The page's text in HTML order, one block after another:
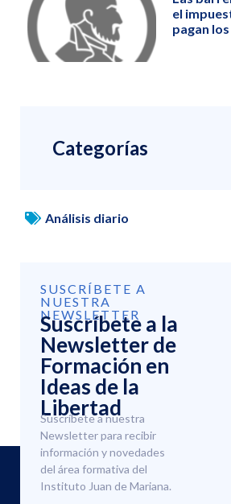
el
pagan
Categorías
Análisis diario
SUSCRÍBETE A
NUESTRA
NEWSLETTER
Suscríbete a la
Newsletter de
Formación en
Ideas de la
Libertad
Suscríbete a nuestra
Newsletter para recibir
información y novedades
del área formativa del
Instituto Juan de Mariana.